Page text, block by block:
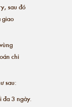
sau đó
giao
chi
sau:
đa 3 ngày.